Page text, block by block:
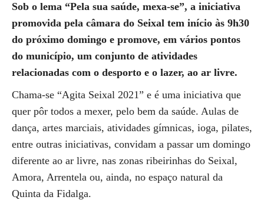
Sob o lema “Pela sua saúde, mexa-se”, a iniciativa
promovida pela câmara do Seixal tem início às 9h30
do próximo domingo e promove, em vários pontos
do município, um conjunto de atividades
relacionadas com o desporto e o lazer, ao ar livre.
Chama-se “Agita Seixal 2021” e é uma iniciativa que
quer pôr todos a mexer, pelo bem da saúde. Aulas de
dança, artes marciais, atividades gímnicas, ioga, pilates,
entre outras iniciativas, convidam a passar um domingo
diferente ao ar livre, nas zonas ribeirinhas do Seixal,
Amora, Arrentela ou, ainda, no espaço natural da
Quinta da Fidalga.